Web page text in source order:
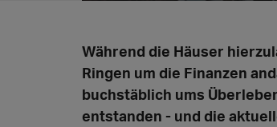
Während die Häuser
Ringen um die Finanzen
buchstäblich ums
entstanden - und die